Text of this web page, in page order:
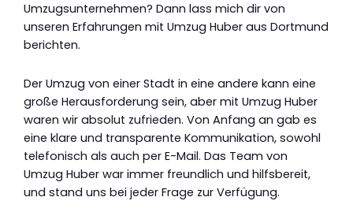
Umzugsunternehmen? Dann lass mich dir von
unseren Erfahrungen mit Umzug Huber aus Dortmund
berichten.
Der Umzug von einer Stadt in eine andere kann eine
große Herausforderung sein, aber mit Umzug Huber
waren wir absolut zufrieden. Von Anfang an gab es
eine klare und transparente Kommunikation, sowohl
telefonisch als auch per E-Mail. Das Team von
Umzug Huber war immer freundlich und hilfsbereit,
und stand uns bei jeder Frage zur Verfügung.